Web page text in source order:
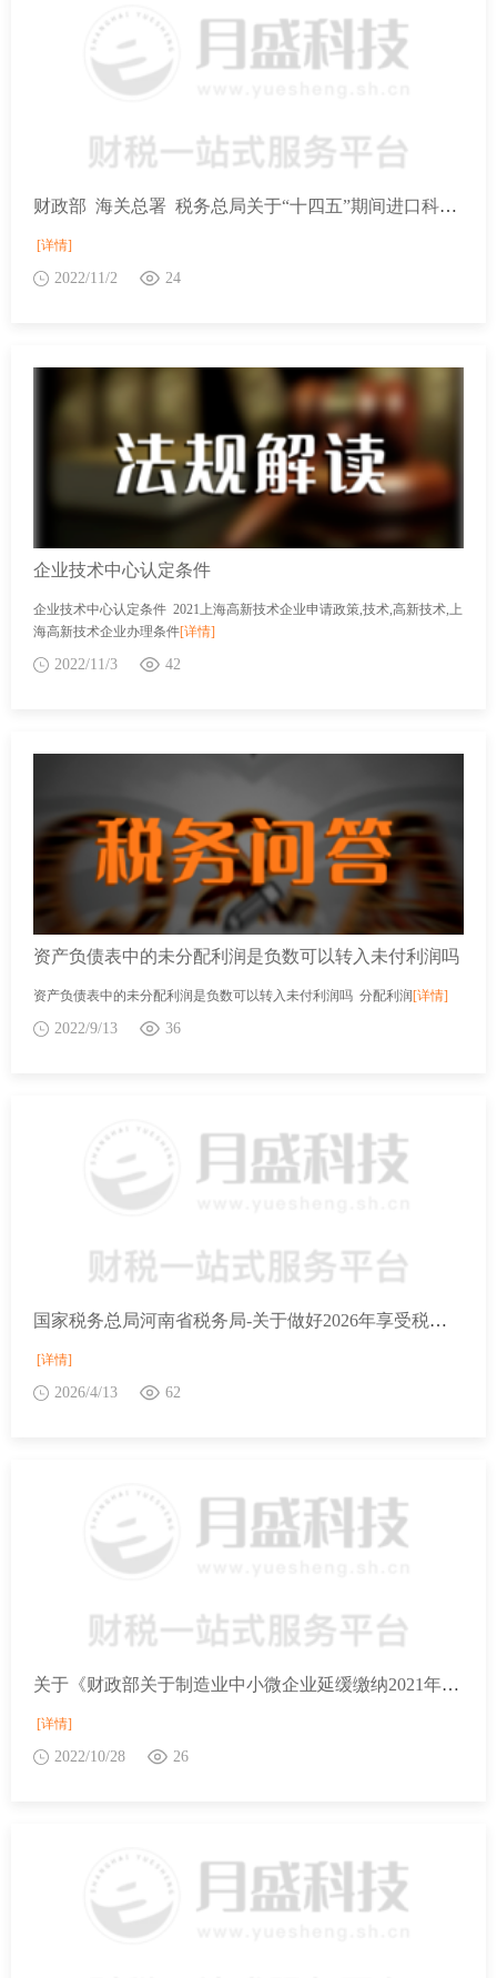
财政部 海关总署 税务总局关于“十四五”期间进口科学研究、科技开发和教学用品免税清单(第一批)的通知(财关税〔2021〕44号)
[详情]
2022/11/2 24
企业技术中心认定条件
企业技术中心认定条件 2021上海高新技术企业申请政策,技术,高新技术,上
海高新技术企业办理条件[详情]
2022/11/3 42
资产负债表中的未分配利润是负数可以转入未付利润吗
资产负债表中的未分配利润是负数可以转入未付利润吗 分配利润 [详情]
2022/9/13 36
国家税务总局河南省税务局-关于做好2026年享受税收优惠政策的集成电路企业或项目、软件企业清单制定工作的通知
[详情]
2026/4/13 62
关于《财政部关于制造业中小微企业延缓缴纳2021年第四季度部分税费有关事项的公告》的解读
[详情]
2022/10/28 26